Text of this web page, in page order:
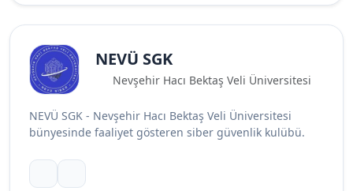
NEVÜ SGK
Nevşehir Hacı Bektaş Veli Üniversitesi
NEVÜ SGK - Nevşehir Hacı Bektaş Veli Üniversitesi
bünyesinde faaliyet gösteren siber güvenlik kulübü.